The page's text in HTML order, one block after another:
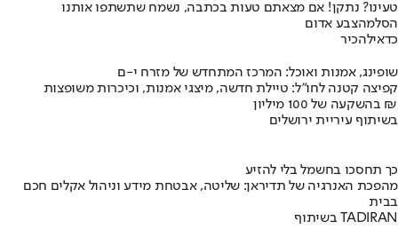
טעינו? נתקן! אם מצאתם טעות בכתבה, נשמח שתשתפו אותנו
הסלמהצבע אדום
כדאילהכיר
שופינג, אמנות ואוכל: המרכז המתחדש של מזרח י-ם
קפיצה קטנה לחו"ל: טיילת חדשה, מיצגי אמנות, וכיכרות משופצות
בהשקעה של 100 מיליון ₪
בשיתוף עיריית ירושלים
כך תחסכו בחשמל בלי להזיע
מהפכת האנרגיה של תדיראן: שליטה, אבטחת מידע וניהול אקלים חכם
בבית
בשיתוף TADIRAN